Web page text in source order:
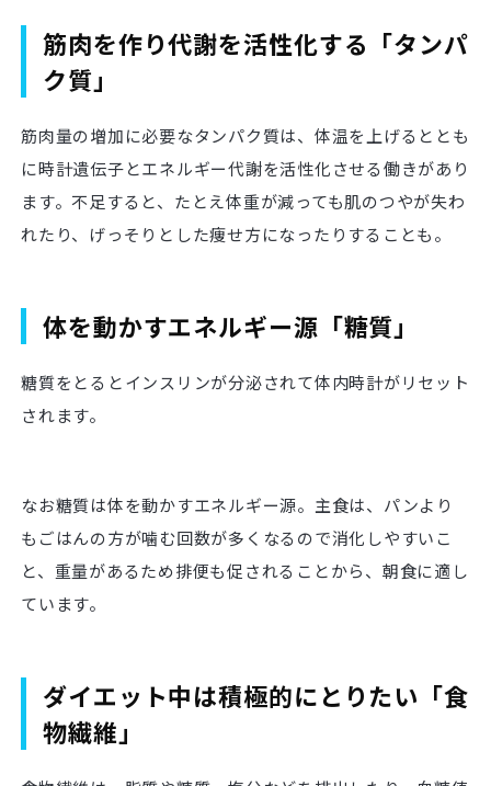
筋肉を作り代謝を活性化する「タンパ
ク質」
筋肉量の増加に必要なタンパク質は、体温を上げるととも
に時計遺伝子とエネルギー代謝を活性化させる働きがあり
ます。不足すると、たとえ体重が減っても肌のつやが失わ
れたり、げっそりとした痩せ方になったりすることも。
体を動かすエネルギー源「糖質」
糖質をとるとインスリンが分泌されて体内時計がリセット
されます。
なお糖質は体を動かすエネルギー源。主食は、パンより
もごはんの方が噛む回数が多くなるので消化しやすいこ
と、重量があるため排便も促されることから、朝食に適し
ています。
ダイエット中は積極的にとりたい「食
物繊維」